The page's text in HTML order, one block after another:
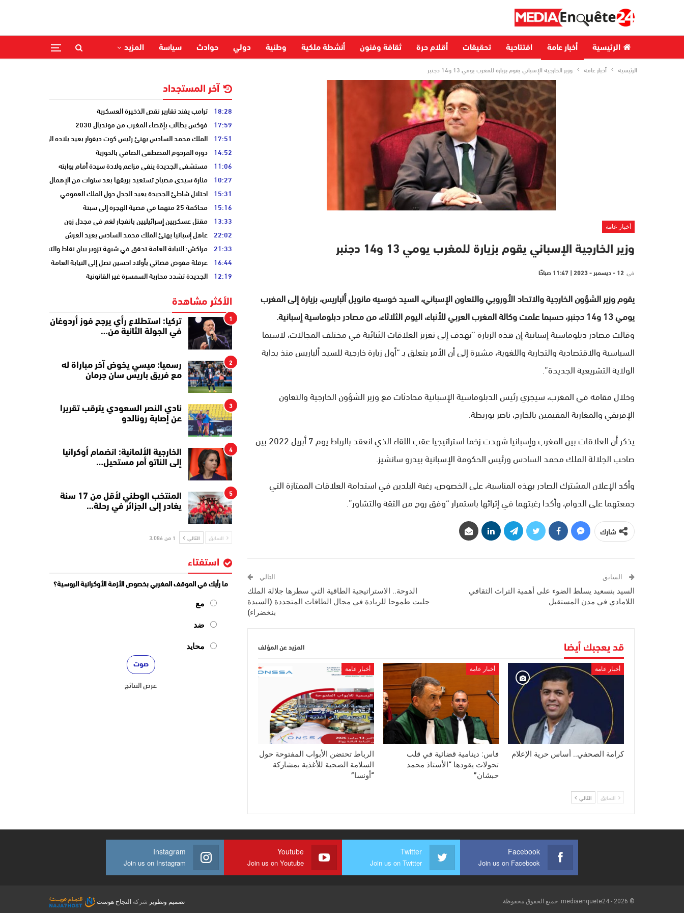
الرئيسية أخبار عامة افتتاحية تحقيقات أقلام حرة ثقافة وفنون أنشطة ملكية وطنية دولي حوادث سياسة المزيد
الرئيسية أخبار عامة وزير الخارجية الإسباني يقوم بزيارة للمغرب يومي 13 و14 دجنبر
أخبار عامة
وزير الخارجية الإسباني يقوم بزيارة للمغرب يومي 13 و14 دجنبر
في 12 - ديسمبر - 2023 | 11:47 صباحًا
يقوم وزير الشؤون الخارجية والاتحاد الأوروبي والتعاون الإسباني، السيد خوسيه مانويل ألباريس، بزيارة إلى المغرب
يومي 13 و14 دجنبر، حسبما علمت وكالة المغرب العربي للأنباء، اليوم الثلاثاء، من مصادر دبلوماسية إسبانية.
وقالت مصادر دبلوماسية إسبانية إن هذه الزيارة “تهدف إلى تعزيز العلاقات الثنائية في مختلف المجالات، لاسيما
السياسية والاقتصادية والتجارية واللغوية، مشيرة إلى أن الأمر يتعلق بـ “أول زيارة خارجية للسيد ألباريس منذ بداية
الولاية التشريعية الجديدة”.
وخلال مقامه في المغرب، سيجري رئيس الدبلوماسية الإسبانية محادثات مع وزير الشؤون الخارجية والتعاون
الإفريقي والمغاربة المقيمين بالخارج، ناصر بوريطة.
يذكر أن العلاقات بين المغرب وإسبانيا شهدت زخما استراتيجيا عقب اللقاء الذي انعقد بالرباط يوم 7 أبريل 2022 بين
صاحب الجلالة الملك محمد السادس ورئيس الحكومة الإسبانية بيدرو سانشيز.
وأكد الإعلان المشترك الصادر بهذه المناسبة، على الخصوص، رغبة البلدين في استدامة العلاقات الممتازة التي
جمعتهما على الدوام، وأكدا رغبتهما في إثرائها باستمرار “وفق روح من الثقة والتشاور”.
شارك
السابق
السيد بنسعيد يسلط الضوء على أهمية التراث الثقافي
اللامادي في مدن المستقبل
التالي
الدوحة.. الاستراتيجية الطاقية التي سطرها جلالة الملك
جلبت طموحا للريادة في مجال الطاقات المتجددة (السيدة
بنخضراء)
قد يعجبك أيضا المزيد عن المؤلف
أخبار عامة
كرامة الصحفي.. أساس حرية الإعلام
أخبار عامة
فاس: دينامية قضائية في قلب
تحولات يقودها “الأستاذ محمد
حبشان”
أخبار عامة
الرباط تحتضن الأبواب المفتوحة حول
السلامة الصحية للأغذية بمشاركة
“أونسا”
السابق التالي
آخر المستجداد
18:28 ترامب يفند تقارير نقص الذخيرة العسكرية
17:59 فوكس يطالب بإقصاء المغرب من مونديال 2030
17:51 الملك محمد السادس يهنئ رئيس كوت ديفوار بعيد بلاده الوطني
14:52 دورة المرحوم المصطفى الصافي بالحوزية
11:06 مستشفى الجديدة ينفي مزاعم ولادة سيدة أمام بوابته
10:27 منارة سيدي مصباح تستعيد بريقها بعد سنوات من الإهمال
15:31 احتلال شاطئ الجديدة يعيد الجدل حول الملك العمومي
15:16 محاكمة 25 متهما في قضية الهجرة إلى سبتة
13:33 مقتل عسكريين إسرائيليين بانفجار لغم في مجدل زون
22:02 عاهل إسبانيا يهنئ الملك محمد السادس بعيد العرش
21:33 مراكش: النيابة العامة تحقق في شبهة تزوير بيان نقاط والتشهير بطالب
16:44 عرقلة مفوض قضائي بأولاد احسين تصل إلى النيابة العامة
12:19 الجديدة تشدد محاربة السمسرة غير القانونية
الأكثر مشاهدة
1
تركيا: استطلاع رأي يرجح فوز أردوغان
في الجولة الثانية من…
2
رسميا: ميسي يخوض آخر مباراة له
مع فريق باريس سان جرمان
3
نادي النصر السعودي يترقب تقريرا
عن إصابة رونالدو
4
الخارجية الألمانية: انضمام أوكرانيا
إلى الناتو أمر مستحيل…
5
المنتخب الوطني لأقل من 17 سنة
يغادر إلى الجزائر في رحلة…
السابق التالي 1 من 3٬086
استفتاء
ما رأيك في الموقف المغربي بخصوص الأزمة الأوكرانية الروسية؟
مع
ضد
محايد
عرض النتائج
Facebook
Join us on Facebook
Twitter
Join us on Twitter
Youtube
Join us on Youtube
Instagram
Join us on Instagram
© 2026 - mediaenquete24. جميع الحقوق محفوظة. تصميم وتطوير شركة النجاح هوست